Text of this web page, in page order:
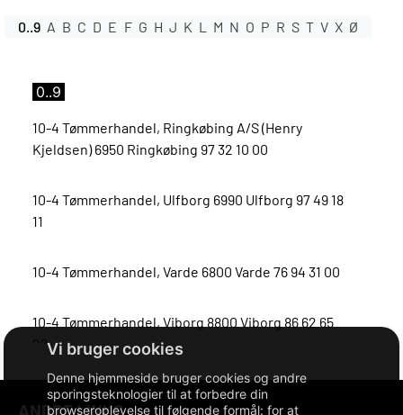
Denne hjemmeside bruger cookies og andre
sporingsteknologier til at forbedre din
browseroplevelse til følgende formål:for at
0..9 A B C D E F G H J K L M N O P R S T V X Ø
0..9
10-4 Tømmerhandel, Ringkøbing A/S (Henry
Kjeldsen) 6950 Ringkøbing 97 32 10 00
10-4 Tømmerhandel, Ulfborg 6990 Ulfborg 97 49 18
11
10-4 Tømmerhandel, Varde 6800 Varde 76 94 31 00
10-4 Tømmerhandel, Viborg 8800 Viborg 86 62 65
22
10-4 Tømmerhandel, Videbæk 6920 Videbæk 97 17
ANDRE LINKS